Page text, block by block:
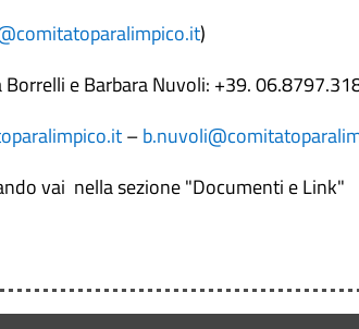
)
Borrelli e Barbara Nuvoli: +39.
–
vai nella sezione "Documenti e Link"